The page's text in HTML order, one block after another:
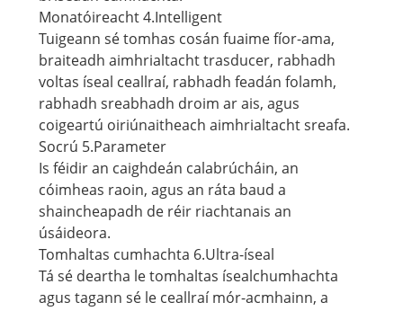
Monatóireacht 4.Intelligent
Tuigeann sé tomhas cosán fuaime fíor-ama,
braiteadh aimhrialtacht trasducer, rabhadh
voltas íseal ceallraí, rabhadh feadán folamh,
rabhadh sreabhadh droim ar ais, agus
coigeartú oiriúnaitheach aimhrialtacht sreafa.
Socrú 5.Parameter
Is féidir an caighdeán calabrúcháin, an
cóimheas raoin, agus an ráta baud a
shaincheapadh de réir riachtanais an
úsáideora.
Tomhaltas cumhachta 6.Ultra-íseal
Tá sé deartha le tomhaltas ísealchumhachta
agus tagann sé le ceallraí mór-acmhainn, a